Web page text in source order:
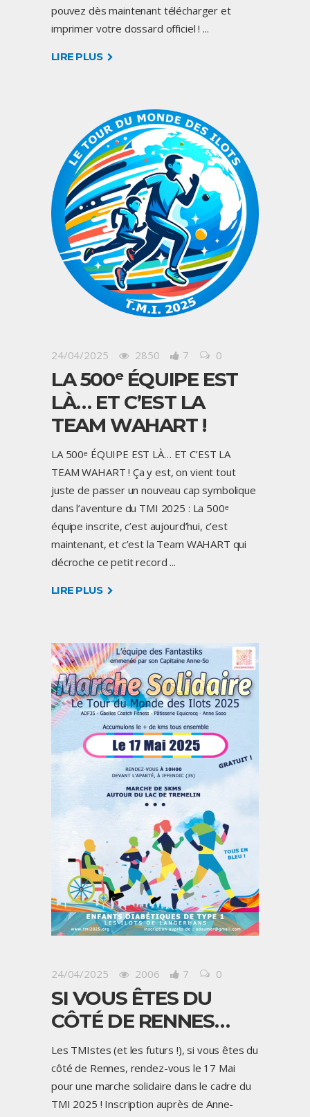
pouvez dès maintenant télécharger et
imprimer votre dossard officiel !
LIRE PLUS
24/04/2025 2850 7 0
LA 500ᵉ ÉQUIPE EST
LÀ… ET C’EST LA
TEAM WAHART !
LA 500ᵉ ÉQUIPE EST LÀ… ET C’EST LA
TEAM WAHART ! Ça y est, on vient tout
juste de passer un nouveau cap symbolique
dans l’aventure du TMI 2025 : La 500ᵉ
équipe inscrite, c’est aujourd’hui, c’est
maintenant, et c’est la Team WAHART qui
décroche ce petit record
LIRE PLUS
24/04/2025 2006 7 0
SI VOUS ÊTES DU
CÔTÉ DE RENNES…
Les TMIstes (et les futurs !), si vous êtes du
côté de Rennes, rendez-vous le 17 Mai
pour une marche solidaire dans le cadre du
TMI 2025 ! Inscription auprès de Anne-